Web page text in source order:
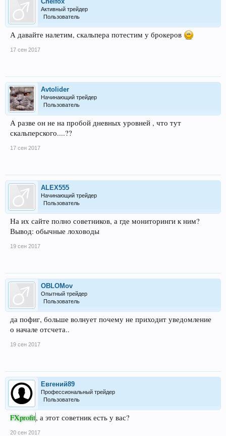
Активный трейдер
Пользователь
А давайте налетим, скальпера потестим у брокеров
17 сен 2017
Avtolider
Начинающий трейдер
Пользователь
А разве он не на пробой дневных уровней , что тут
скальперского....??
17 сен 2017
ALEX555
Начинающий трейдер
Пользователь
На их сайте полно советников, а где мониторинги к ним?
Вывод: обычные лоховоды
19 сен 2017
OBLOMov
Опытный трейдер
Пользователь
да пофиг, больше волнует почему не приходит уведомление
о начале отсчета..
19 сен 2017
Евгений89
Профессиональный трейдер
Пользователь
FXprofit, а этот советник есть у вас?
20 сен 2017